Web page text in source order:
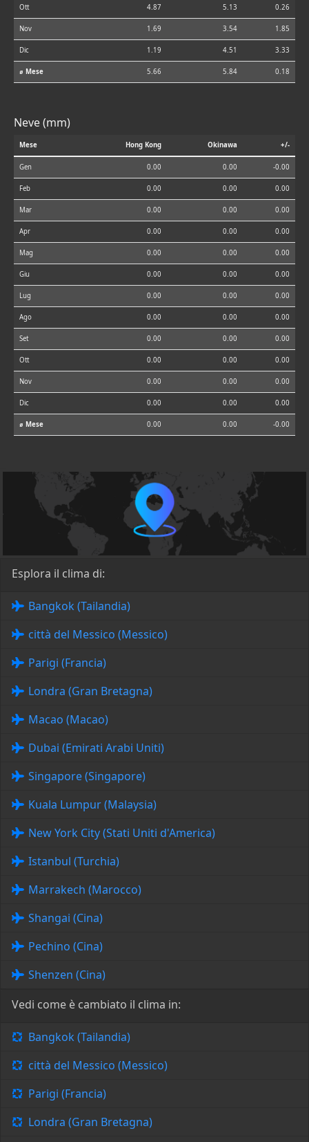
Ott 4.87 5.13 0.26
Nov 1.69 3.54 1.85
Dic 1.19 4.51 3.33
⌀ Mese 5.66 5.84 0.18
Neve (mm)
Mese Hong Kong Okinawa +/-
Gen 0.00 0.00 -0.00
Feb 0.00 0.00 0.00
Mar 0.00 0.00 0.00
Apr 0.00 0.00 0.00
Mag 0.00 0.00 0.00
Giu 0.00 0.00 0.00
Lug 0.00 0.00 0.00
Ago 0.00 0.00 0.00
Set 0.00 0.00 0.00
Ott 0.00 0.00 0.00
Nov 0.00 0.00 0.00
Dic 0.00 0.00 0.00
⌀ Mese 0.00 0.00 -0.00
Esplora il clima di:
Bangkok (Tailandia)
città del Messico (Messico)
Parigi (Francia)
Londra (Gran Bretagna)
Macao (Macao)
Dubai (Emirati Arabi Uniti)
Singapore (Singapore)
Kuala Lumpur (Malaysia)
New York City (Stati Uniti d'America)
Istanbul (Turchia)
Marrakech (Marocco)
Shangai (Cina)
Pechino (Cina)
Shenzen (Cina)
Vedi come è cambiato il clima in:
Bangkok (Tailandia)
città del Messico (Messico)
Parigi (Francia)
Londra (Gran Bretagna)